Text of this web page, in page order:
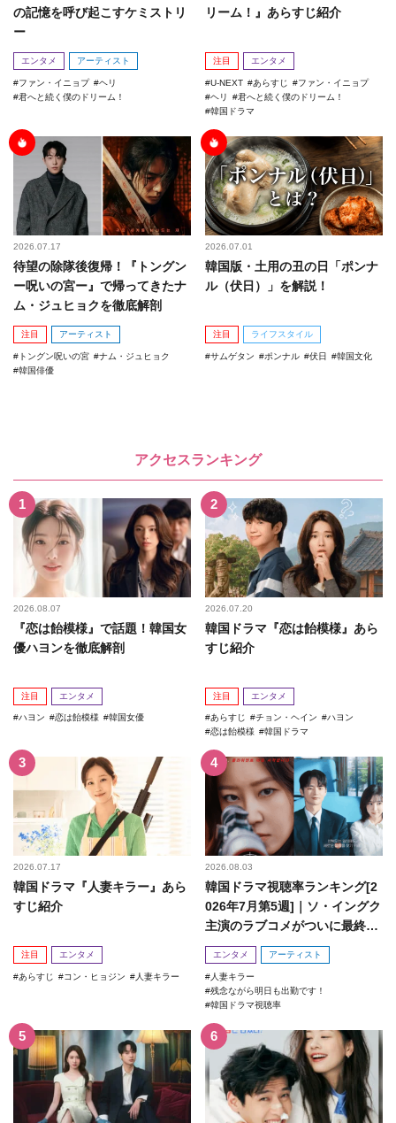
の記憶を呼び起こすケミストリ
ー
エンタメ アーティスト
ファン・イニョプ
ヘリ
君へと続く僕のドリーム！
リーム！』あらすじ紹介
注目 エンタメ
U-NEXT あらすじ
ファン・イニョプ
ヘリ
君へと続く僕のドリーム！
韓国ドラマ
2026.07.17
待望の除隊後復帰！『トングン
ー呪いの宮ー』で帰ってきたナ
ム・ジュヒョクを徹底解剖
注目 アーティスト
トングン呪いの宮
ナム・ジュヒョク
韓国俳優
2026.07.01
韓国版・土用の丑の日「ポンナ
ル（伏日）」を解説！
注目 ライフスタイル
サムゲタン ポンナル 伏日 韓国文化
アクセスランキング
2026.08.07
『恋は飴模様』で話題！韓国女
優ハヨンを徹底解剖
注目 エンタメ
ハヨン 恋は飴模様 韓国女優
2026.07.20
韓国ドラマ『恋は飴模様』あら
すじ紹介
注目 エンタメ
あらすじ チョン・ヘイン
ハヨン
恋は飴模様
韓国ドラマ
2026.07.17
韓国ドラマ『人妻キラー』あら
すじ紹介
注目 エンタメ
あらすじ コン・ヒョジン 人妻キラー
2026.08.03
韓国ドラマ視聴率ランキング[2
026年7月第5週]｜ソ・イングク
主演のラブコメがついに最終
回！
エンタメ アーティスト
人妻キラー
残念ながら明日も出勤です！
韓国ドラマ視聴率